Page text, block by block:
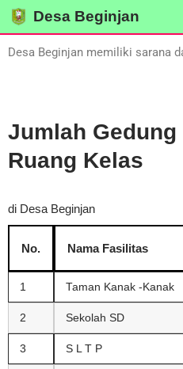
Desa Beginjan
Desa Beginjan memiliki sarana
Jumlah
Ruang Kelas
di Desa Beginjan
No. Nama Fasilitas
1 Taman Kanak -Kanak
2 Sekolah SD
3 S L T P